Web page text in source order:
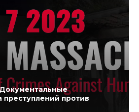
преступлений против